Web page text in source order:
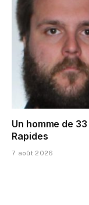
Un homme de
Rapides
7 août 2026